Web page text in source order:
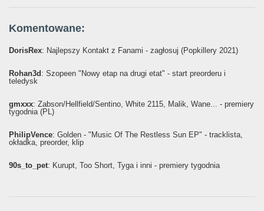
Komentowane:
DorisRex: Najlepszy Kontakt z Fanami - zagłosuj (Popkillery 2021)
Rohan3d : Szopeen "Nowy etap na drugi etat" - start preorderu i
teledysk
gmxxx: Żabson/Hellfield/Sentino, White 2115, Malik, Wane... - premiery
tygodnia (PL)
PhilipVence: Golden - "Music Of The Restless Sun EP" - tracklista,
okładka, preorder, klip
90s_to_pet: Kurupt, Too Short, Tyga i inni - premiery tygodnia